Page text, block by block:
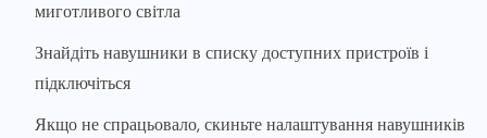
миготливого світла
Знайдіть навушники в списку доступних пристроїв і
підключіться
Якщо не спрацьовало, скиньте налаштування навушників